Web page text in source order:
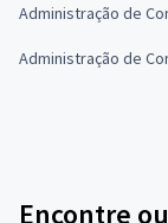
Administração de
Administração de
Encontre